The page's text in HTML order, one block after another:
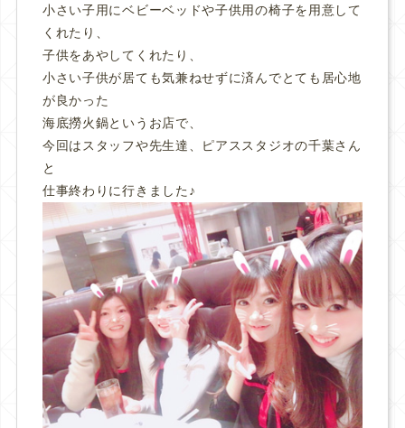
小さい子用にベビーベッドや子供用の椅子を用意して
くれたり、
子供をあやしてくれたり、
小さい子供が居ても気兼ねせずに済んでとても居心地
が良かった
海底撈火鍋というお店で、
今回はスタッフや先生達、ピアススタジオの千葉さん
と
仕事終わりに行きました♪